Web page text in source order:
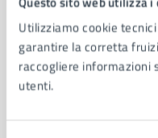
Utilizziamo cookie
garantire la corretta
raccogliere informazioni
utenti.
AMMINISTRAZIONE
Aree amministrative
Organi di governo